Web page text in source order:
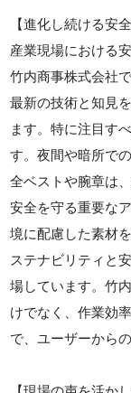
【進化し続ける安
産業現場における
竹内商事株式会社
最新の技術と知見
ます。特に注目す
す。夜間や暗所で
全ベストや腕章は
安全を守る重要な
境に配慮した素材
ステナビリティと
場しています。竹
けでなく、作業効
で、ユーザーから